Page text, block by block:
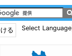
Select Language
る